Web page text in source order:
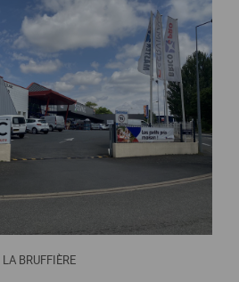
LA BRUFFIÈRE